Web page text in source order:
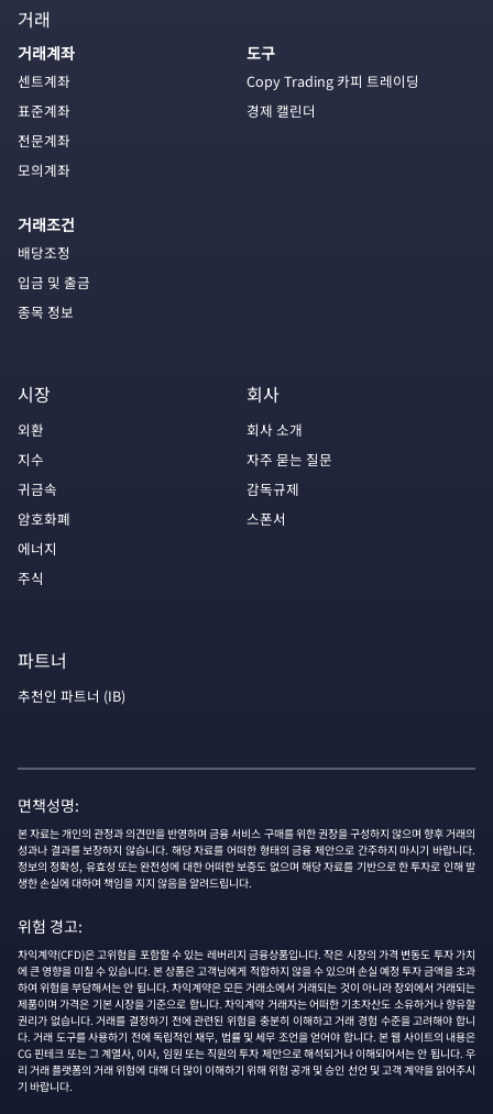
거래
거래계좌
센트계좌
표준계좌
전문계좌
모의계좌
거래조건
배당조정
입금 및 출금
종목 정보
도구
Copy Trading 카피 트레이딩
경제 캘린더
시장
외환
지수
귀금속
암호화폐
에너지
주식
회사
회사 소개
자주 묻는 질문
감독규제
스폰서
파트너
추천인 파트너 (IB)
면책성명:
본 자료는 개인의 관정과 의견만을 반영하며 금융 서비스 구매를 위한 권장을 구성하지 않으며 향후 거래의
성과나 결과를 보장하지 않습니다. 해당 자료를 어떠한 형태의 금융 제안으로 간주하지 마시기 바랍니다.
정보의 정확성, 유효성 또는 완전성에 대한 어떠한 보증도 없으며 해당 자료를 기반으로 한 투자로 인해 발
생한 손실에 대하여 책임을 지지 않음을 알려드립니다.
위험 경고:
차익계약(CFD)은 고위험을 포함할 수 있는 레버리지 금융상품입니다. 작은 시장의 가격 변동도 투자 가치
에 큰 영향을 미칠 수 있습니다. 본 상품은 고객님에게 적합하지 않을 수 있으며 손실 예정 투자 금액을 초과
하여 위험을 부담해서는 안 됩니다. 차익계약은 모든 거래소에서 거래되는 것이 아니라 장외에서 거래되는
제품이며 가격은 기본 시장을 기준으로 합니다. 차익계약 거래자는 어떠한 기초자산도 소유하거나 향유할
권리가 없습니다. 거래를 결정하기 전에 관련된 위험을 충분히 이해하고 거래 경험 수준을 고려해야 합니
다. 거래 도구를 사용하기 전에 독립적인 재무, 법률 및 세무 조언을 얻어야 합니다. 본 웹 사이트의 내용은
CG 핀테크 또는 그 계열사, 이사, 임원 또는 직원의 투자 제안으로 해석되거나 이해되어서는 안 됩니다. 우
리 거래 플랫폼의 거래 위험에 대해 더 많이 이해하기 위해 위험 공개 및 승인 선언 및 고객 계약을 읽어주시
기 바랍니다.